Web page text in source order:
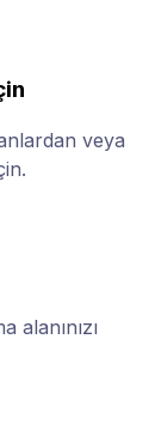
veya
alanınızı